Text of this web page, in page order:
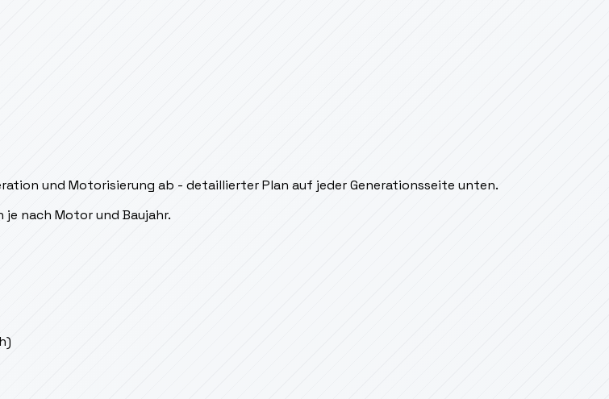
und Motorisierung ab - detaillierter Plan auf jeder Generationsseite unten.
nach Motor und Baujahr.